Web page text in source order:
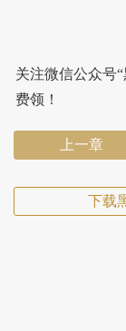
关注微信公众号
费领！
上一章
下载